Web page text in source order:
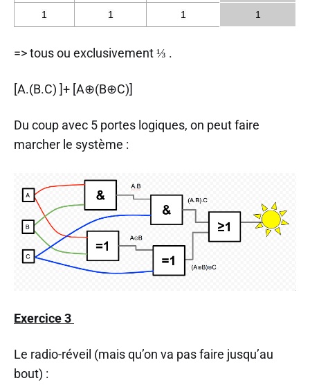
1 1 1 1
=> tous ou exclusivement ⅓ .
[A.(B.C) ]+ [A⊕(B⊕C)]
Du coup avec 5 portes logiques, on peut faire
marcher le système :
Exercice 3
Le radio-réveil (mais qu’on va pas faire jusqu’au
bout) :